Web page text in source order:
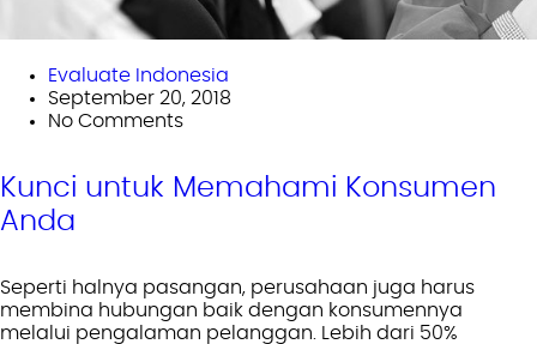
Evaluate Indonesia
September 20, 2018
No Comments
Kunci untuk Memahami Konsumen
Anda
Seperti halnya pasangan, perusahaan juga harus
membina hubungan baik dengan konsumennya
melalui pengalaman pelanggan. Lebih dari 50%